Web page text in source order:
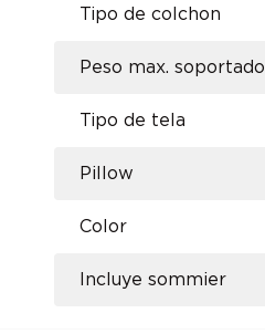
Tipo de colchon
Peso max. soportado
Tipo de tela
Pillow
Color
Incluye sommier